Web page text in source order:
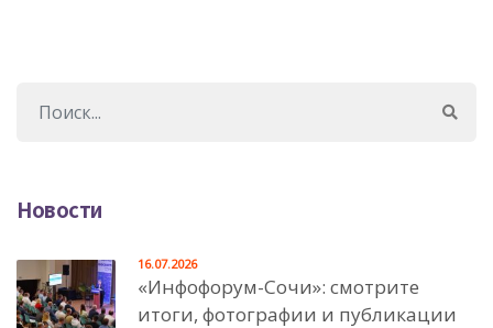
Новости
«Инфофорум-Сочи»: смотрите
итоги, фотографии и публикации
16.07.2026